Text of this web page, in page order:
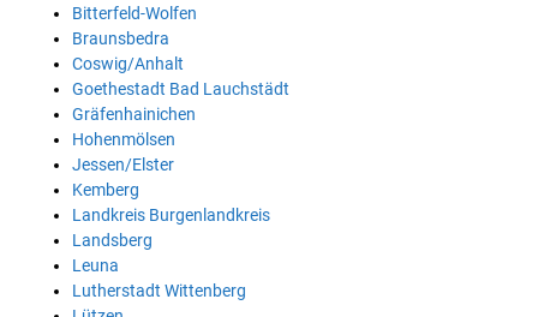
Bitterfeld-Wolfen
Braunsbedra
Coswig/Anhalt
Goethestadt Bad Lauchstädt
Gräfenhainichen
Hohenmölsen
Jessen/Elster
Kemberg
Landkreis Burgenlandkreis
Landsberg
Leuna
Lutherstadt Wittenberg